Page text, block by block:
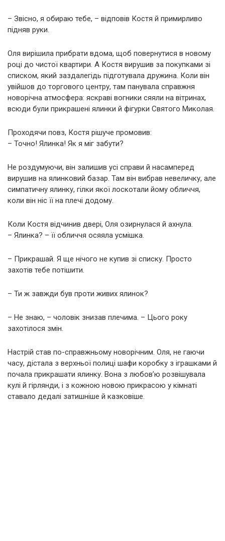
– Звісно, я обираю тебе, – відповів Костя й примирливо
підняв руки.
Оля вирішила прибрати вдома, щоб повернутися в новому
році до чистої квартири. А Костя вирушив за покупками зі
списком, який заздалегідь підготувала дружина. Коли він
увійшов до торгового центру, там панувала справжня
новорічна атмосфера: яскраві вогники сяяли на вітринах,
всюди були прикрашені ялинки й фігурки Святого Миколая.
Проходячи повз, Костя рішуче промовив:
– Точно! Ялинка! Як я міг забути?
Не роздумуючи, він залишив усі справи й насамперед
вирушив на ялинковий базар. Там він вибрав невеличку, але
симпатичну ялинку, гілки якої лоскотали йому обличчя,
коли він ніс її на плечі додому.
Коли Костя відчинив двері, Оля озирнулася й ахнула.
– Ялинка? – її обличчя осяяла усмішка.
– Прикрашай. Я ще нічого не купив зі списку. Просто
захотів тебе потішити.
– Ти ж завжди був проти живих ялинок?
– Не знаю, – чоловік знизав плечима. – Цього року
захотілося змін.
Настрій став по-справжньому новорічним. Оля, не гаючи
часу, дістала з верхньої полиці шафи коробку з іграшками й
почала прикрашати ялинку. Вона з любов’ю розвішувала
кулі й гірлянди, і з кожною новою прикрасою у кімнаті
ставало дедалі затишніше й казковіше.